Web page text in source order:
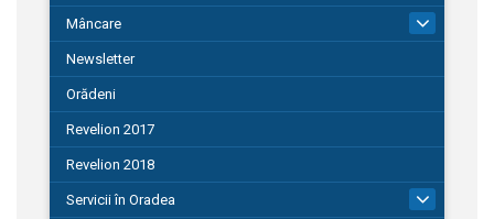
Mâncare
Newsletter
Orădeni
Revelion 2017
Revelion 2018
Servicii în Oradea